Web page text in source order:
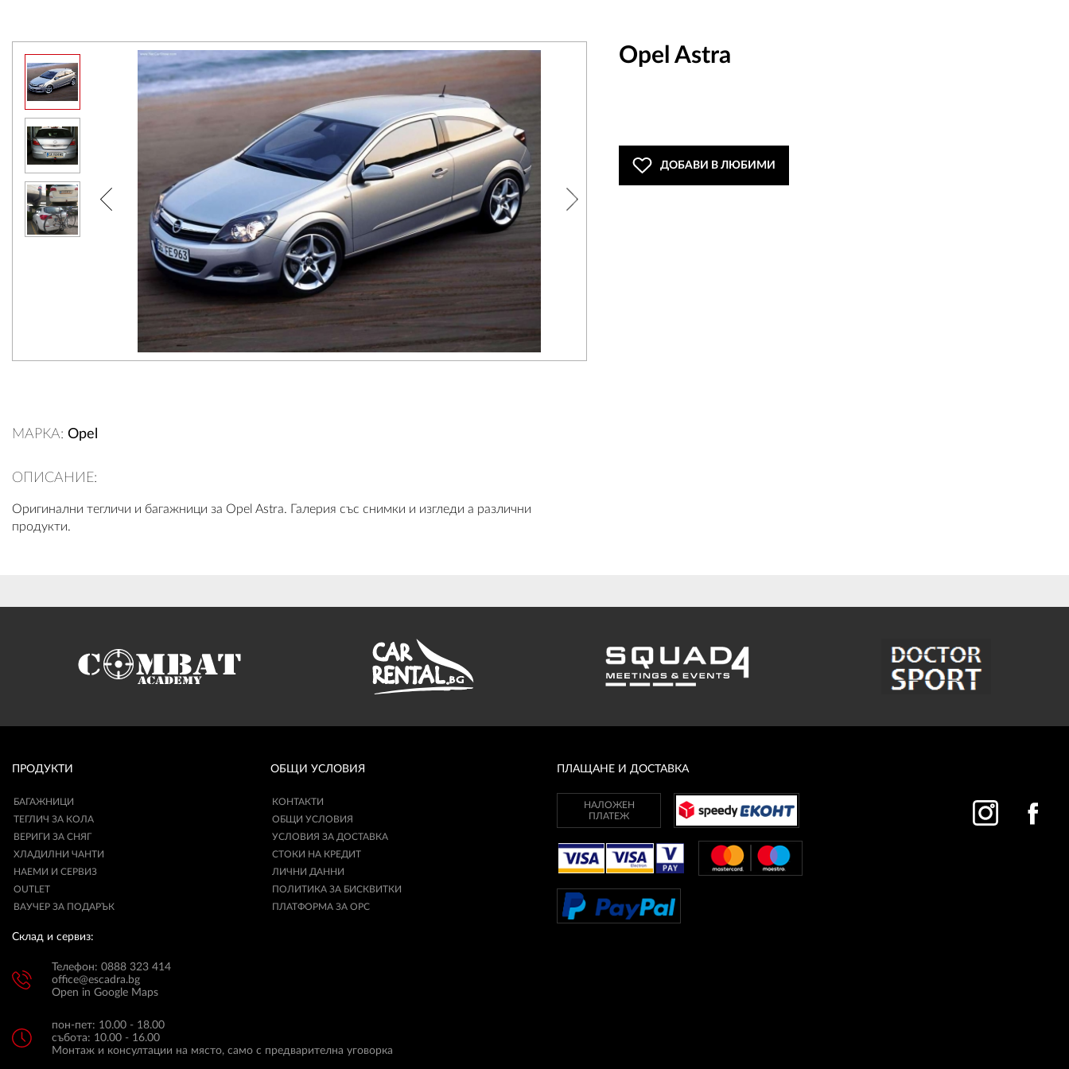
Opel Astra
ДОБАВИ В ЛЮБИМИ
МАРКА: Opel
ОПИСАНИЕ:
Оригинални тегличи и багажници за Opel Astra. Галерия със снимки и изгледи а различни
продукти.
ПРОДУКТИ
БАГАЖНИЦИ
ТЕГЛИЧ ЗА КОЛА
ВЕРИГИ ЗА СНЯГ
ХЛАДИЛНИ ЧАНТИ
НАЕМИ И СЕРВИЗ
OUTLET
ВАУЧЕР ЗА ПОДАРЪК
ОБЩИ УСЛОВИЯ
КОНТАКТИ
ОБЩИ УСЛОВИЯ
УСЛОВИЯ ЗА ДОСТАВКА
СТОКИ НА КРЕДИТ
ЛИЧНИ ДАННИ
ПОЛИТИКА ЗА БИСКВИТКИ
ПЛАТФОРМА ЗА ОРС
ПЛАЩАНЕ И ДОСТАВКА
НАЛОЖЕН
ПЛАТЕЖ
Склад и сервиз:
Телефон: 0888 323 414
office@escadra.bg
Open in Google Maps
пон-пет: 10.00 - 18.00
събота: 10.00 - 16.00
Монтаж и консултации на място, само с предварителна уговорка